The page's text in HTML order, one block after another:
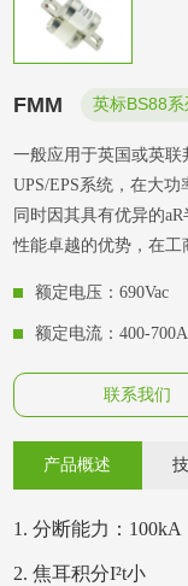
FMM 英标BS88系
一般应用于英国或英
UPS/EPS系统，在大
同时因其具有优异的
性能卓越的优势，在工
额定电压：690Vac
额定电流：400-700A
联系我们
产品概述
1 .分断能力：100kA
2.焦耳积分I²t小